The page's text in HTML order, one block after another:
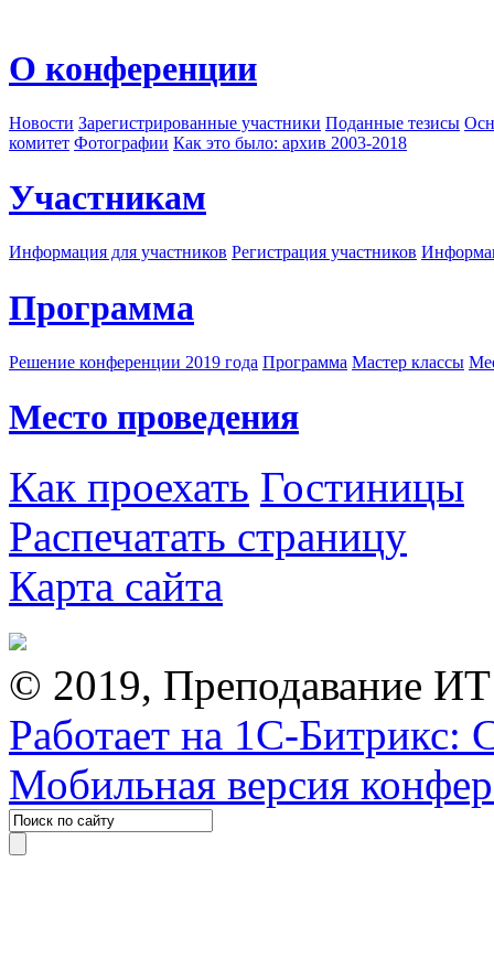
О конференции
Новости Зарегистрированные участники Поданные тезисы
комитет Фотографии Как это было: архив 2003-2018
Участникам
Информация для участников Регистрация участников
Программа
Решение конференции 2019 года Программа Мастер классы
Место проведения
Как проехать Гостиницы
Распечатать страницу
Карта сайта
© 2019, Преподавание
Работает на 1С-Битрикс:
Мобильная версия